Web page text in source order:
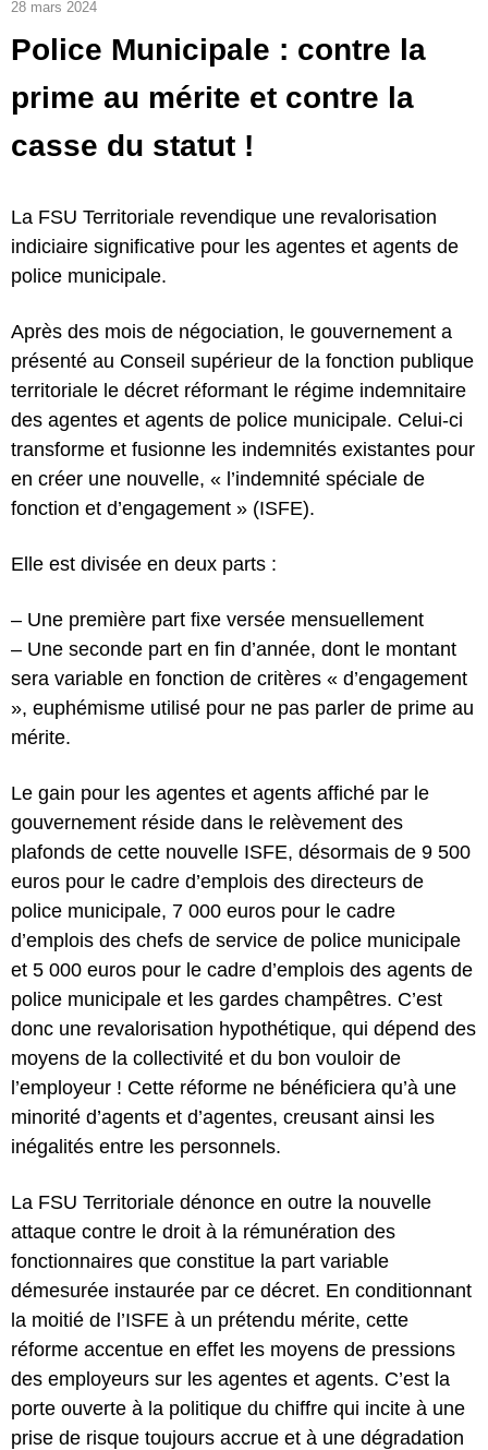
28 mars 2024
Police Municipale : contre la
prime au mérite et contre la
casse du statut !
La FSU Territoriale revendique une revalorisation
indiciaire significative pour les agentes et agents de
police municipale.
Après des mois de négociation, le gouvernement a
présenté au Conseil supérieur de la fonction publique
territoriale le décret réformant le régime indemnitaire
des agentes et agents de police municipale. Celui-ci
transforme et fusionne les indemnités existantes pour
en créer une nouvelle, « l’indemnité spéciale de
fonction et d’engagement » (ISFE).
Elle est divisée en deux parts :
– Une première part fixe versée mensuellement
– Une seconde part en fin d’année, dont le montant
sera variable en fonction de critères « d’engagement
», euphémisme utilisé pour ne pas parler de prime au
mérite.
Le gain pour les agentes et agents affiché par le
gouvernement réside dans le relèvement des
plafonds de cette nouvelle ISFE, désormais de 9 500
euros pour le cadre d’emplois des directeurs de
police municipale, 7 000 euros pour le cadre
d’emplois des chefs de service de police municipale
et 5 000 euros pour le cadre d’emplois des agents de
police municipale et les gardes champêtres. C’est
donc une revalorisation hypothétique, qui dépend des
moyens de la collectivité et du bon vouloir de
l’employeur ! Cette réforme ne bénéficiera qu’à une
minorité d’agents et d’agentes, creusant ainsi les
inégalités entre les personnels.
La FSU Territoriale dénonce en outre la nouvelle
attaque contre le droit à la rémunération des
fonctionnaires que constitue la part variable
démesurée instaurée par ce décret. En conditionnant
la moitié de l’ISFE à un prétendu mérite, cette
réforme accentue en effet les moyens de pressions
des employeurs sur les agentes et agents. C’est la
porte ouverte à la politique du chiffre qui incite à une
prise de risque toujours accrue et à une dégradation